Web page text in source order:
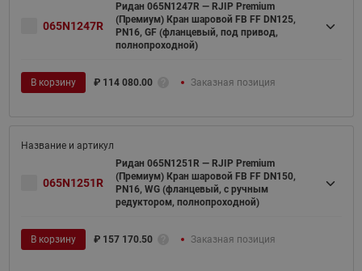
065N1247R
Ридан 065N1247R — RJIP Premium
(Премиум) Кран шаровой FB FF DN125,
PN16, GF (фланцевый, под привод,
полнопроходной)
В корзину ₽ 114 080.00 Заказная позиция
065N1251R
Ридан 065N1251R — RJIP Premium
(Премиум) Кран шаровой FB FF DN150,
PN16, WG (фланцевый, с ручным
редуктором, полнопроходной)
В корзину ₽ 157 170.50 Заказная позиция